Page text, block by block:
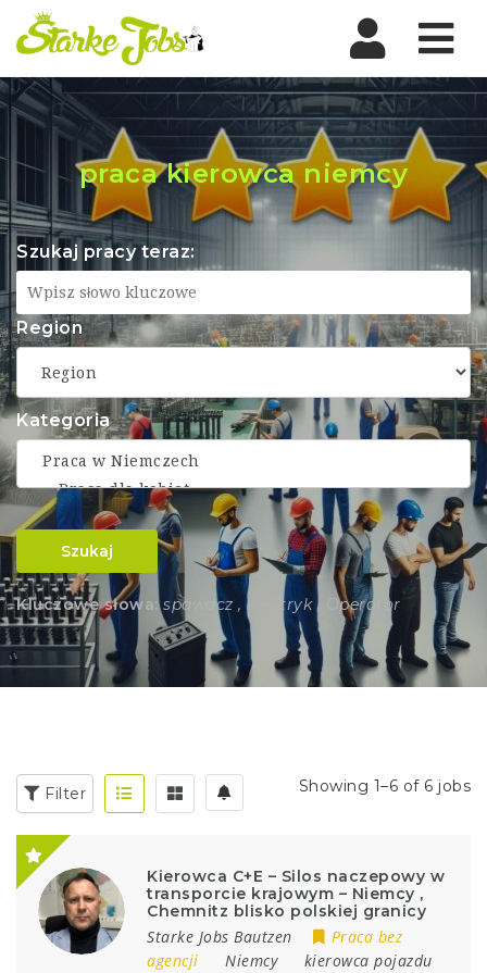
praca kierowca niemcy
Szukaj pracy teraz:
Region
Kategoria
Szukaj
Kluczowe słowa: spawacz , elektryk , Operator
Filter Showing 1–6 of 6 jobs
Kierowca C+E – Silos naczepowy w
transporcie krajowym – Niemcy ,
Chemnitz blisko polskiej granicy
Starke Jobs Bautzen
Praca bez
agencji
Niemcy
kierowca pojazdu